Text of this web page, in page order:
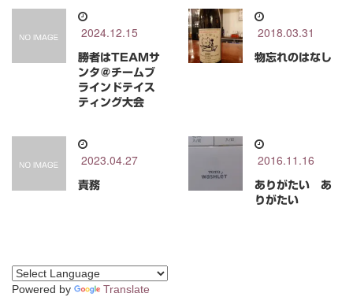
2024.12.15
勝者はTEAMサ
ンタ＠チームブ
ラインドテイス
ティング大会
2018.03.31
物忘れのはなし
2023.04.27
責務
2016.11.16
ありがたい あ
りがたい
Powered by Translate